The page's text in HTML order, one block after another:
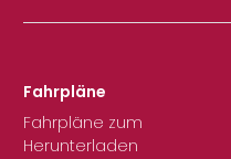
Fahrpläne
Fahrpläne zum
Herunterladen